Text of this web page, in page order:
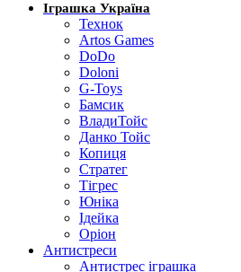
Іграшка Україна
Технок
Artos Games
DoDo
Doloni
G-Toys
Бамсик
ВладиТойс
Данко Тойс
Копиця
Стратег
Тігрес
Юніка
Ідейка
Оріон
Антистреси
Антистрес іграшка